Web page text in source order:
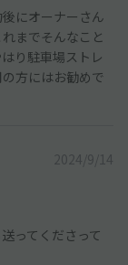
にオーナーさん
までそんなこと
り駐車場ストレ
方にはお勧めで
2024/9/14
ってくださって